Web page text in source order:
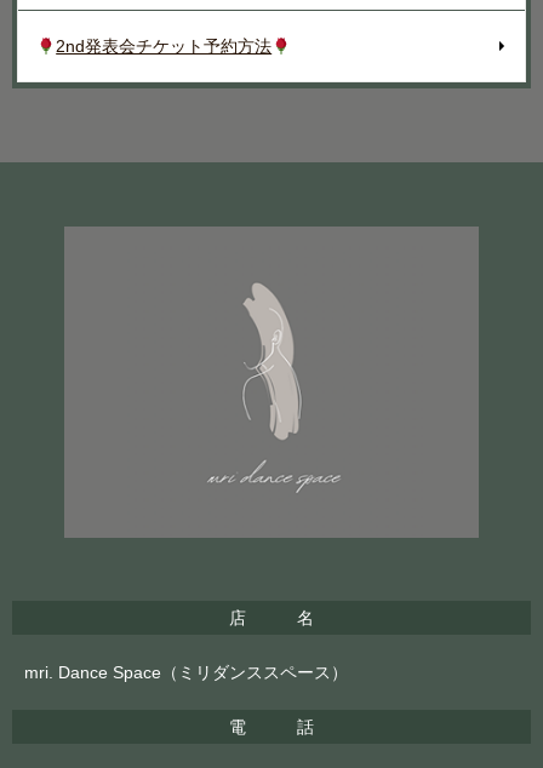
2nd発表会チケット予約方法
店 名
mri. Dance Space（ミリダンススペース）
電 話